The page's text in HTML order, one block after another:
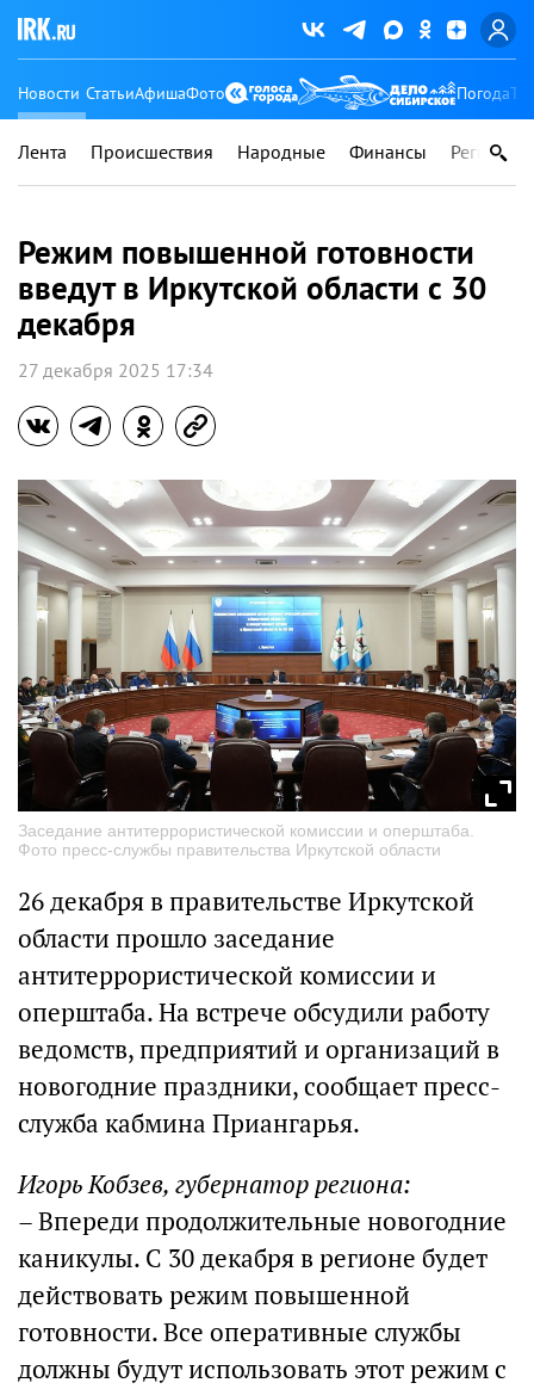
Новости СтатьиАфишаФото Погода
Лента Происшествия Народные Финансы Регионы
Режим повышенной готовности
введут в Иркутской области с 30
декабря
27 декабря 2025 17:34
Заседание антитеррористической комиссии и оперштаба.
Фото пресс-службы правительства Иркутской области
26 декабря в правительстве Иркутской
области прошло заседание
антитеррористической комиссии и
оперштаба. На встрече обсудили работу
ведомств, предприятий и организаций в
новогодние праздники, сообщает пресс-
служба кабмина Приангарья.
Игорь Кобзев, губернатор региона:
– Впереди продолжительные новогодние
каникулы. С 30 декабря в регионе будет
действовать режим повышенной
готовности. Все оперативные службы
должны будут использовать этот режим с